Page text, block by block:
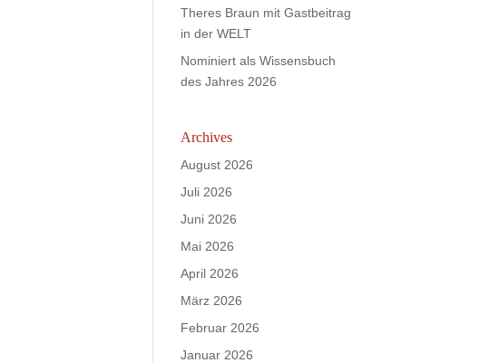
Theres Braun mit Gastbeitrag
in der WELT
Nominiert als Wissensbuch
des Jahres 2026
Archives
August 2026
Juli 2026
Juni 2026
Mai 2026
April 2026
März 2026
Februar 2026
Januar 2026